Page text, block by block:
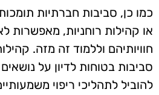
כמו כן, סביבות חברתיות
או קהילות רוחניות, מאפשרות
חוויותיהם וללמוד זה מזה.
סביבות בטוחות לדיון על
להוביל לתהליכי ריפוי